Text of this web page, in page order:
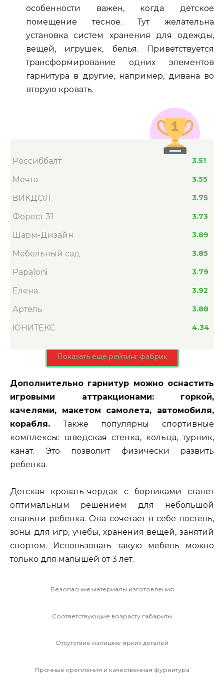
особенности важен, когда детское
помещение тесное. Тут желательна
установка систем хранения для одежды,
вещей, игрушек, белья. Приветствуется
трансформирование одних элементов
гарнитура в другие, например, дивана во
вторую кровать.
Россиббалт 3.51
Мечта 3.55
ВИКДОЛ 3.75
Форест 31 3.73
Шарм-Дизайн 3.89
Мебельный сад 3.85
Papaloni 3.79
Елена 3.92
Артель 3.88
ЮНИТЕКС 4.34
Показать еще рейтинг фабрик
Дополнительно гарнитур можно оснастить
игровыми аттракционами: горкой,
качелями, макетом самолета, автомобиля,
корабля. Также популярны спортивные
комплексы: шведская стенка, кольца, турник,
канат. Это позволит физически развить
ребенка.
Детская кровать-чердак с бортиками станет
оптимальным решением для небольшой
спальни ребенка. Она сочетает в себе постель,
зоны для игр, учебы, хранения вещей, занятий
спортом. Использовать такую мебель можно
только для малышей от 3 лет.
Безопасные материалы изготовления
Соответствующие возрасту габариты
Отсутствие излишне ярких деталей
Прочные крепления и качественная фурнитура